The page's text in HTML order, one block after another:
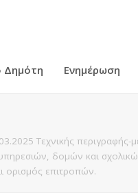
Δημότη Ενημέρωση
Τεχνικής περιγραφής-
δομών και
ορισμός επιτροπών.